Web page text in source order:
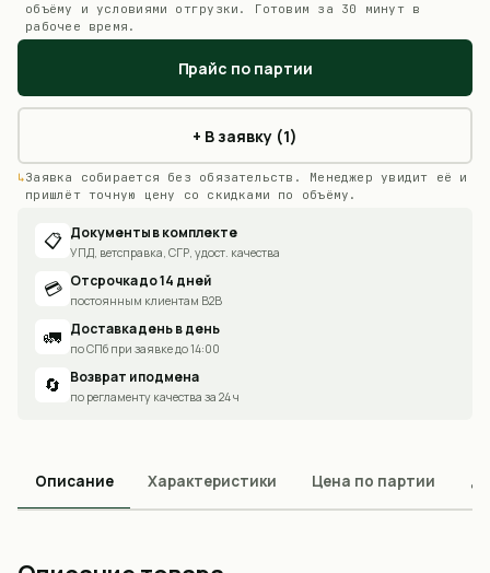
объёму и условиями отгрузки. Готовим за 30 минут в
рабочее время.
Прайс по партии
+ В заявку (1)
Заявка собирается без обязательств. Менеджер увидит её и
пришлёт точную цену со скидками по объёму.
📋 Документы в комплекте
УПД, ветсправка, СГР, удост. качества
💳 Отсрочка до 14 дней
постоянным клиентам B2B
🚛 Доставка день в день
по СПб при заявке до 14:00
🔄 Возврат и подмена
по регламенту качества за 24 ч
Описание Характеристики Цена по партии